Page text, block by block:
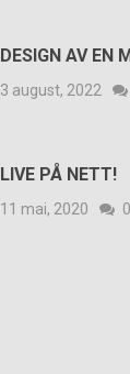
DESIGN AV EN
3 august, 2022
LIVE PÅ NETT!
11 mai, 2020 0